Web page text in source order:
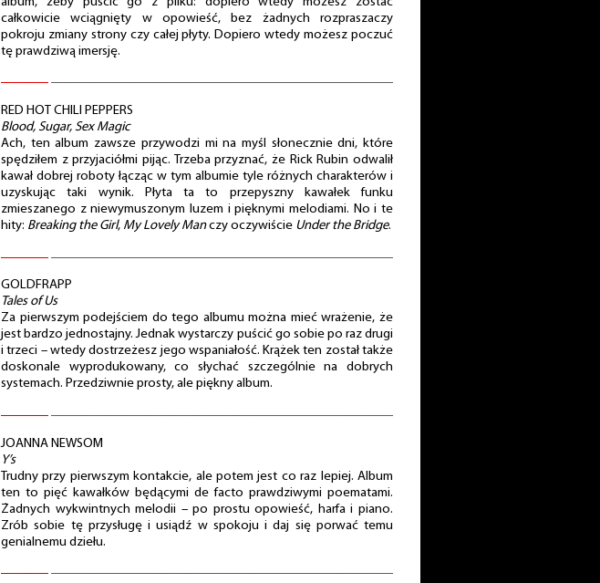
całkowicie wciągnięty w opowieść, bez żadnych rozpraszaczy
pokroju zmiany strony czy całej płyty. Dopiero wtedy możesz poczuć
tę prawdziwą imersję.
RED HOT CHILI PEPPERS
Blood, Sugar, Sex Magic
Ach, ten album zawsze przywodzi mi na myśl słonecznie dni, które
spędziłem z przyjaciółmi pijąc. Trzeba przyznać, że Rick Rubin odwalił
kawał dobrej roboty łącząc w tym albumie tyle różnych charakterów i
uzyskując taki wynik. Płyta ta to przepyszny kawałek funku
zmieszanego z niewymuszonym luzem i pięknymi melodiami. No i te
hity: Breaking the Girl, My Lovely Manczy oczywiście Under the Bridge.
GOLDFRAPP
Tales of Us
Za pierwszym podejściem do tego albumu można mieć wrażenie, że
jest bardzo jednostajny. Jednak wystarczy puścić go sobie po raz drugi
i trzeci – wtedy dostrzeżesz jego wspaniałość. Krążek ten został także
doskonale wyprodukowany, co słychać szczególnie na dobrych
systemach. Przedziwnie prosty, ale piękny album.
JOANNA NEWSOM
Y’s
Trudny przy pierwszym kontakcie, ale potem jest co raz lepiej. Album
ten to pięć kawałków będącymi de facto prawdziwymi poematami.
Żadnych wykwintnych melodii – po prostu opowieść, harfa i piano.
Zrób sobie tę przysługę i usiądź w spokoju i daj się porwać temu
genialnemu dziełu.